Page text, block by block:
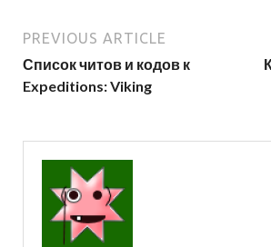
PREVIOUS ARTICLE
Список читов и кодов к
Expeditions: Viking